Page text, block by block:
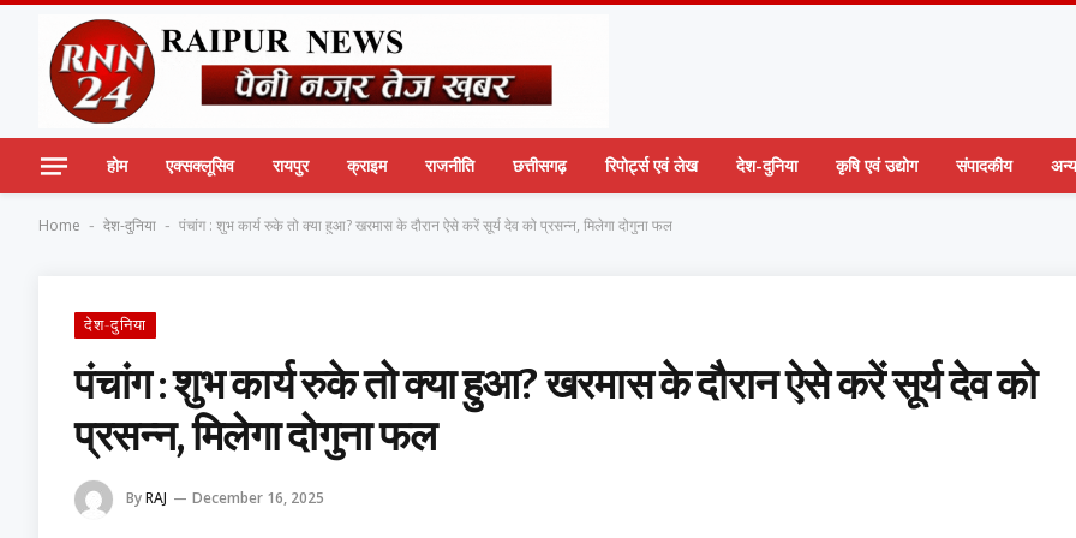
होम एक्सक्लूसिव रायपुर क्राइम राजनीति छत्तीसगढ़ रिपोर्ट्स एवं लेख देश-दुनिया कृषि एवं उद्योग संपादकीय अन्य
Home - देश-दुनिया - पंचांग : शुभ कार्य रुके तो क्या हुआ? खरमास के दौरान ऐसे करें सूर्य देव को प्रसन्न, मिलेगा दोगुना फल
देश-दुनिया
पंचांग : शुभ कार्य रुके तो क्या हुआ? खरमास के दौरान ऐसे करें सूर्य देव को
प्रसन्न, मिलेगा दोगुना फल
ByRAJ December 16, 2025